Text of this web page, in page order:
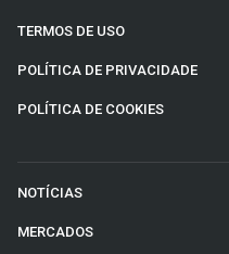
TERMOS DE USO
POLÍTICA DE PRIVACIDADE
POLÍTICA DE COOKIES
NOTÍCIAS
MERCADOS